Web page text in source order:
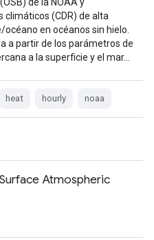
(CDR) de alta
en océanos sin hielo.
a partir de los parámetros de
a la superficie y el mar…
heat hourly noaa
Atmospheric